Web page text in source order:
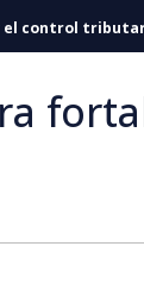
el control